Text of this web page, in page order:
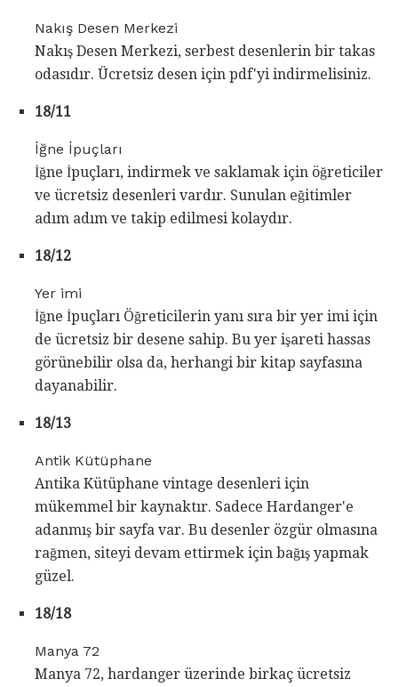
Nakış Desen Merkezi
Nakış Desen Merkezi, serbest desenlerin bir takas
odasıdır. Ücretsiz desen için pdf'yi indirmelisiniz.
18/11
İğne İpuçları
İğne İpuçları, indirmek ve saklamak için öğreticiler
ve ücretsiz desenleri vardır. Sunulan eğitimler
adım adım ve takip edilmesi kolaydır.
18/12
Yer imi
İğne İpuçları Öğreticilerin yanı sıra bir yer imi için
de ücretsiz bir desene sahip. Bu yer işareti hassas
görünebilir olsa da, herhangi bir kitap sayfasına
dayanabilir.
18/13
Antik Kütüphane
Antika Kütüphane vintage desenleri için
mükemmel bir kaynaktır. Sadece Hardanger'e
adanmış bir sayfa var. Bu desenler özgür olmasına
rağmen, siteyi devam ettirmek için bağış yapmak
güzel.
18/18
Manya 72
Manya 72, hardanger üzerinde birkaç ücretsiz